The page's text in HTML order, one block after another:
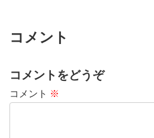
コメント
コメントをどうぞ
コメント ※